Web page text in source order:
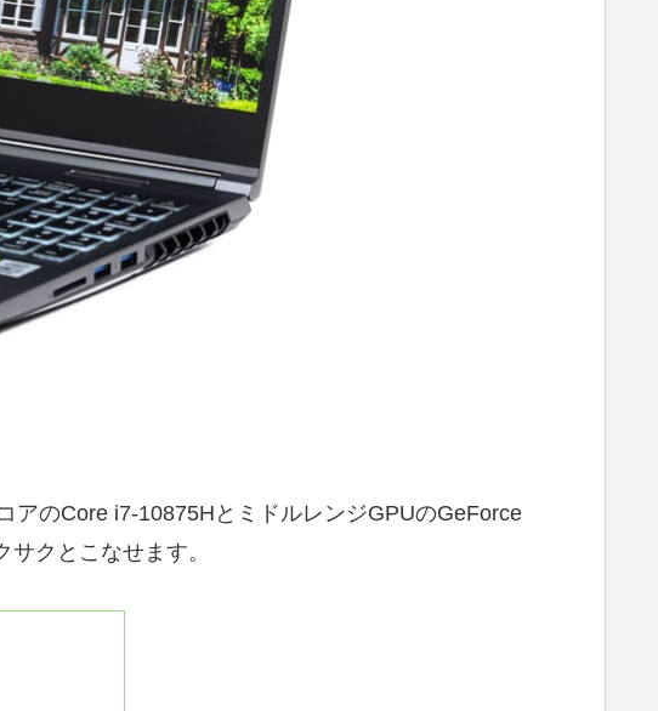
アのCore i7-10875HとミドルレンジGPUのGeForce
クとこなせます。